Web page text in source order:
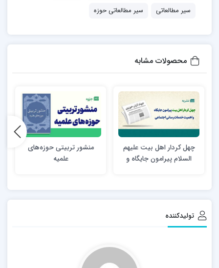
سیر مطالعاتی
سیر مطالعاتی حوزه
محصولات مشابه
چهل کردار اهل بیت علیهم
السلام پیرامون جایگاه و
منشور تربیتی حوزه‌های
علمیه
تولیدکننده